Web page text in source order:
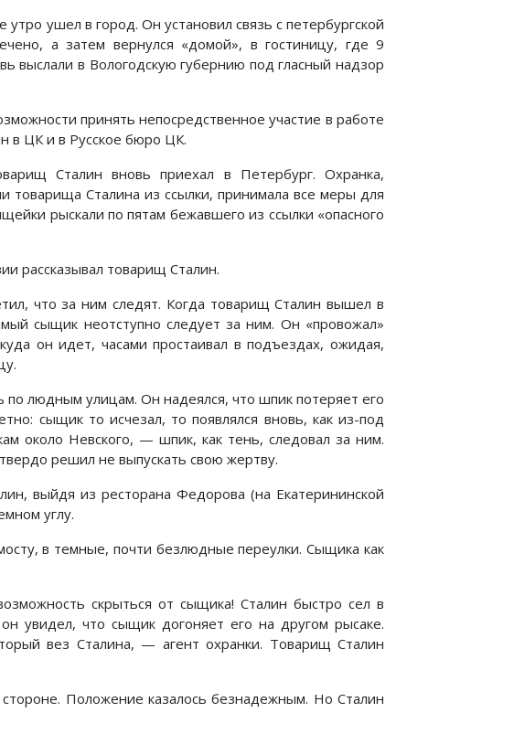
ушел в город. Он установил связь с петербургской
а затем вернулся «домой», в гостиницу, где 9
выслали в Вологодскую губернию под гласный надзор
принять непосредственное участие в работе
в ЦК и в Русское бюро ЦК.
Сталин вновь приехал в Петербург. Охранка,
товарища Сталина из ссылки, принимала все меры для
рыскали по пятам бежавшего из ссылки «опасного
рассказывал товарищ Сталин.
что за ним следят. Когда товарищ Сталин вышел в
сыщик неотступно следует за ним. Он «провожал»
он идет, часами простаивал в подъездах, ожидая,
людным улицам. Он надеялся, что шпик потеряет его
сыщик то исчезал, то появлялся вновь, как из-под
около Невского, — шпик, как тень, следовал за ним.
решил не выпускать свою жертву.
выйдя из ресторана Федорова (на Екатерининской
углу.
в темные, почти безлюдные переулки. Сыщика как
скрыться от сыщика! Сталин быстро сел в
увидел, что сыщик догоняет его на другом рысаке.
вез Сталина, — агент охранки. Товарищ Сталин
Положение казалось безнадежным. Но Сталин